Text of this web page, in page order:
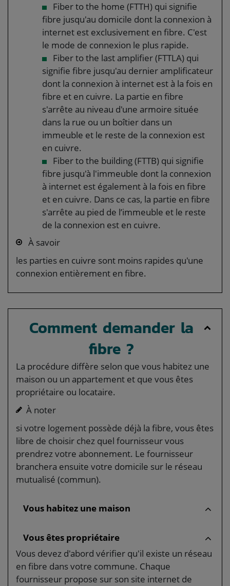
Fiber to the home (FTTH) qui signifie
fibre jusqu'au domicile dont la connexion à
internet est exclusivement en fibre. C'est
le mode de connexion le plus rapide.
Fiber to the last amplifier (FTTLA) qui
signifie fibre jusqu'au dernier amplificateur
dont la connexion à internet est à la fois en
fibre et en cuivre. La partie en fibre
s'arrête au niveau d'une armoire située
dans la rue ou un boîtier dans un
immeuble et le reste de la connexion est
en cuivre.
Fiber to the building (FTTB) qui signifie
fibre jusqu'à l'immeuble dont la connexion
à internet est également à la fois en fibre
et en cuivre. Dans ce cas, la partie en fibre
s'arrête au pied de l’immeuble et le reste
de la connexion est en cuivre.
À savoir
les parties en cuivre sont moins rapides qu'une
connexion entièrement en fibre.
Comment demander la
fibre ?
La procédure diffère selon que vous habitez une
maison ou un appartement et que vous êtes
propriétaire ou locataire.
À noter
si votre logement possède déjà la fibre, vous êtes
libre de choisir chez quel fournisseur vous
prendrez votre abonnement. Le fournisseur
branchera ensuite votre domicile sur le réseau
mutualisé (commun).
Vous habitez une maison
Vous êtes propriétaire
Vous devez d'abord vérifier qu'il existe un réseau
en fibre dans votre commune. Chaque
fournisseur propose sur son site internet de